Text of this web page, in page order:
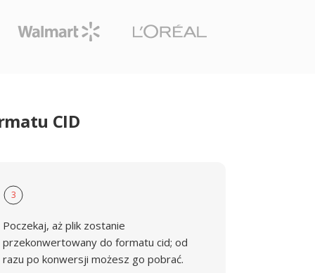
CID
3
Poczekaj, aż plik zostanie
przekonwertowany do formatu cid; od
razu po konwersji możesz go pobrać.